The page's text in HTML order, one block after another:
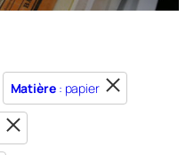
Matière: papier